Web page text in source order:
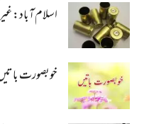
اسلام آباد:
خوبصورت